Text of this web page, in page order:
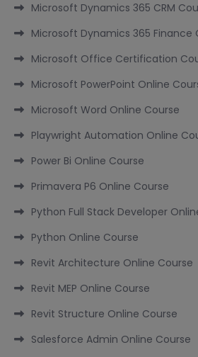
Microsoft Dynamics 365 CRM
Microsoft Dynamics 365 Finance
Microsoft Office Certification
Microsoft PowerPoint Online
Microsoft Word Online Course
Playwright Automation Online
Power Bi Online Course
Primavera P6 Online Course
Python Full Stack Developer
Python Online Course
Revit Architecture Online Course
Revit MEP Online Course
Revit Structure Online Course
Salesforce Admin Online Course